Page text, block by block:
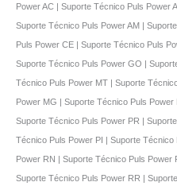
Power AC | Suporte Técnico Puls Power
Suporte Técnico Puls Power AM |
Puls Power CE | Suporte Técnico Puls
Suporte Técnico Puls Power GO |
Técnico Puls Power MT | Suporte
Power MG | Suporte Técnico Puls
Suporte Técnico Puls Power PR |
Técnico Puls Power PI | Suporte
Power RN | Suporte Técnico Puls
Suporte Técnico Puls Power RR |